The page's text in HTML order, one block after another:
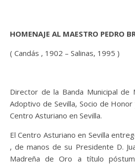
HOMENAJE AL MAESTRO PEDRO
( Candás , 1902 – Salinas, 1995 )
Director de la Banda Municipal de
Adoptivo de Sevilla, Socio de
Centro Asturiano en Sevilla.
El Centro Asturiano en Sevilla
, de manos de su Presidente D.
Madreña de Oro a título